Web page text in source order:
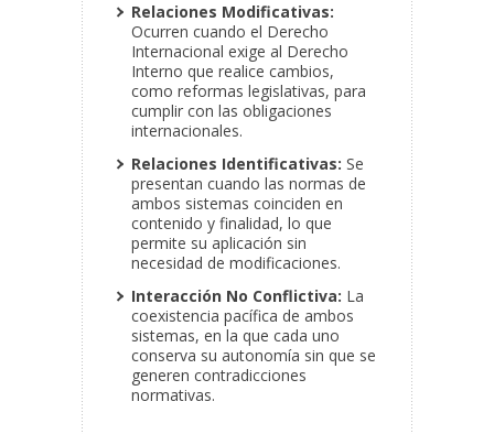
Relaciones Modificativas:
Ocurren cuando el Derecho
Internacional exige al Derecho
Interno que realice cambios,
como reformas legislativas, para
cumplir con las obligaciones
internacionales.
Relaciones Identificativas: Se
presentan cuando las normas de
ambos sistemas coinciden en
contenido y finalidad, lo que
permite su aplicación sin
necesidad de modificaciones.
Interacción No Conflictiva: La
coexistencia pacífica de ambos
sistemas, en la que cada uno
conserva su autonomía sin que se
generen contradicciones
normativas.